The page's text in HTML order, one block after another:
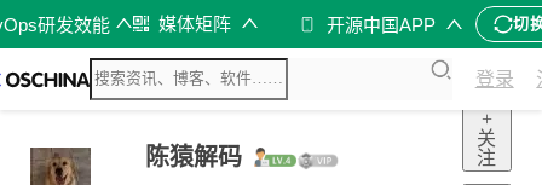
研发效能 媒体矩阵 开源中国APP 切
登录
陈猿解码
+
关
注